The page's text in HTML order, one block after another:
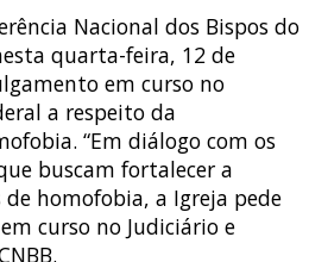
Nacional dos Bispos do
quarta-feira, 12 de
em curso no
a respeito da
“Em diálogo com os
buscam fortalecer a
de homofobia, a Igreja pede
curso no Judiciário e